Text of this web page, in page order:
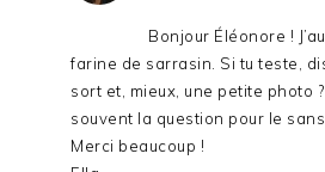
Bonjour Éléonore !
farine de sarrasin. Si tu teste,
sort et, mieux, une petite photo
souvent la question pour le sans
Merci beaucoup !